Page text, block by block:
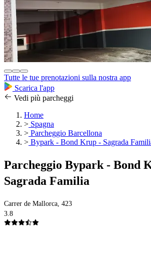
Tutte le tue prenotazioni sulla nostra app
Scarica l'app
Vedi più parcheggi
Home
> Spagna
> Parcheggio Barcellona
> Bypark - Bond Krup - Sagrada
Parcheggio Bypark - Bond
Sagrada Familia
Carrer de Mallorca, 423
3.8